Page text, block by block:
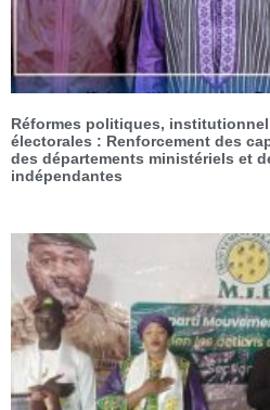
Réformes politiques,
électorales : Renforcement des
des départements ministériels et
indépendantes